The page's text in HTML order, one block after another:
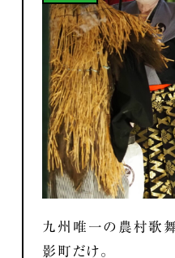
九州唯一の農村歌舞
影町だけ。